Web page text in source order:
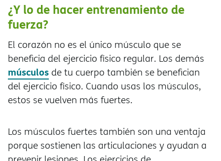
¿Y lo de hacer entrenamiento de
fuerza?
El corazón no es el único músculo que se
beneficia del ejercicio físico regular. Los demás
músculos de tu cuerpo también se benefician
del ejercicio físico. Cuando usas los músculos,
estos se vuelven más fuertes.
Los músculos fuertes también son una ventaja
porque sostienen las articulaciones y ayudan a